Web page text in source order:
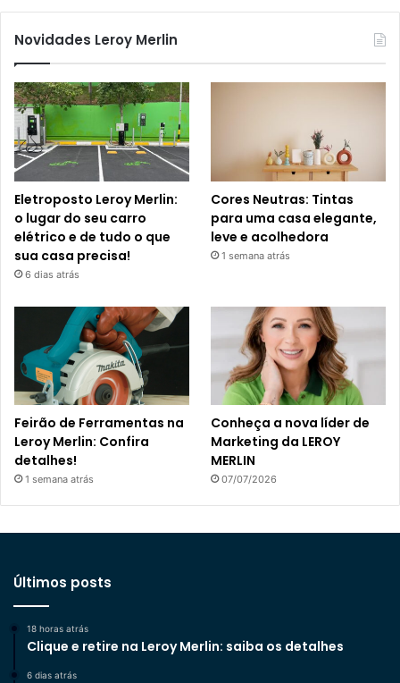
Novidades Leroy Merlin
Eletroposto Leroy Merlin:
o lugar do seu carro
elétrico e de tudo o que
sua casa precisa!
6 dias atrás
Cores Neutras: Tintas
para uma casa elegante,
leve e acolhedora
1 semana atrás
Feirão de Ferramentas na
Leroy Merlin: Confira
detalhes!
1 semana atrás
Conheça a nova líder de
Marketing da LEROY
MERLIN
07/07/2026
Últimos posts
18 horas atrás
Clique e retire na Leroy Merlin: saiba os detalhes
6 dias atrás